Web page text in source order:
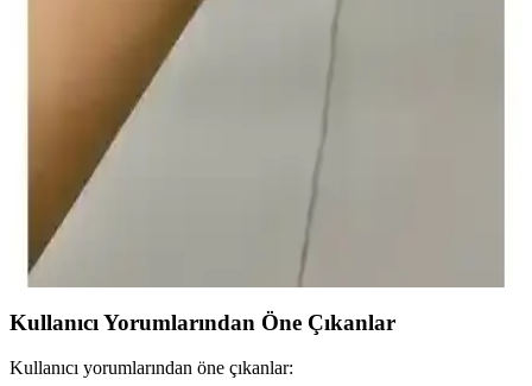
ve şık koruyucu kılıf seçenekleri
İki farklı Apple Watch koruyucu ürününü karşılaştırıyoruz.
Dayanıklılık, kullanım kolaylığı ve estetik özellikleriyle cihazınızı
güvenle koruyan seçenekler hakkında detaylar burada.
Vip Case Uyumlu Apple Watch Spor Silikon
Kayışları Detaylı İnceleme
Vip Case tarafından tasarlanan silikon kayışlar, Apple Watch
modelleriyle uyumlu, hafif, dayanıklı ve çeşitli renk seçenekleriyle
kullanımı kolay, uzun ömürlü saat aksesuarlarıdır.
Kullanıcı Yorumlarından Öne Çıkanlar
Kullanıcı yorumlarından öne çıkanlar: